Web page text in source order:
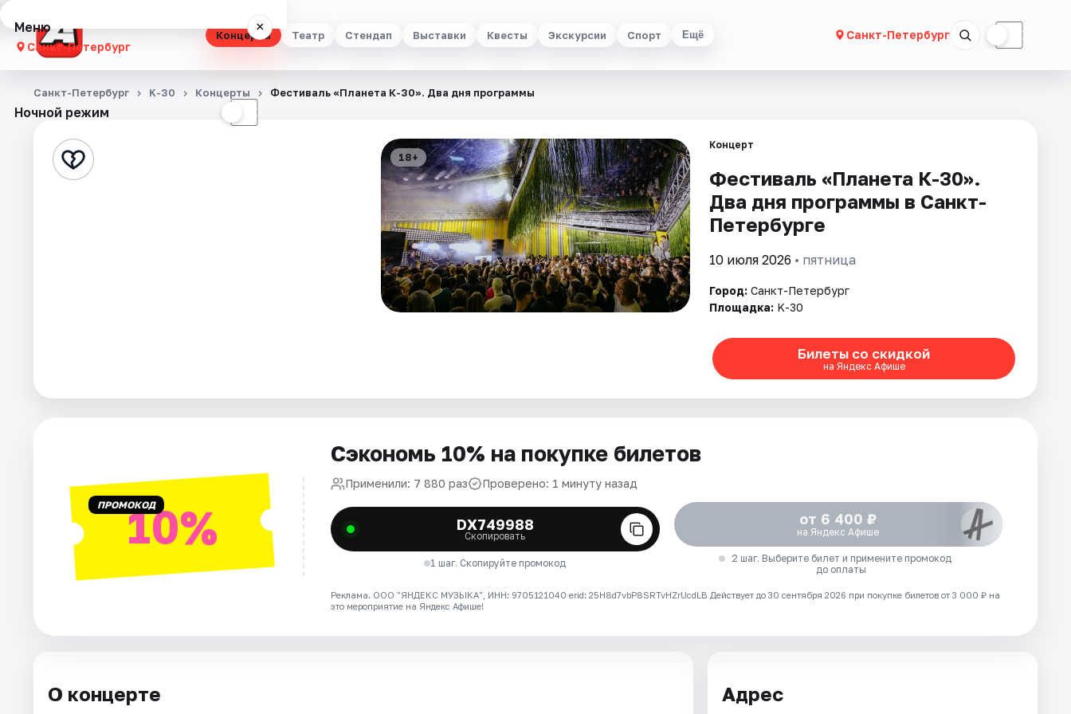
Концерты Театр Стендап Выставки Квесты Экскурсии Спорт Ещё Санкт-Петербург ☾
Меню ×
Санкт-Петербург
Концерты
Стендап
Города
Рейтинги
Ночной режим ☾
Санкт-Петербург K-30 Концерты Фестиваль «Планета К-30». Два дня программы
18+
Концерт
Фестиваль «Планета К-30».
Два дня программы в Санкт-
Петербурге
10 июля 2026 • пятница
Город: Санкт-Петербург
Площадка: K-30
Билеты со скидкой
на Яндекс Афише
ПРОМОКОД10%
Сэкономь 10% на покупке билетов
Применили: 7 880 раз Проверено: 1 минуту назад
DX749988
Скопировать
1 шаг. Скопируйте промокод
от 6 400 ₽
на Яндекс Афише
2 шаг. Выберите билет и примените промокод
до оплаты
Реклама. ООО "ЯНДЕКС МУЗЫКА", ИНН: 9705121040 erid: 25H8d7vbP8SRTvHZrUcdLB Действует до 30 сентября 2026 при покупке билетов от 3 000 ₽ на
это мероприятие на Яндекс Афише!
О концерте Адрес